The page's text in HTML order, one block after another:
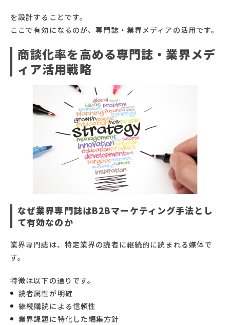
を設計することです。
ここで有効になるのが、専門誌・業界メディアの活用です。
商談化率を高める専門誌・業界メデ
ィア活用戦略
なぜ業界専門誌はB2Bマーケティング手法とし
て有効なのか
業界専門誌は、特定業界の読者に継続的に読まれる媒体で
す。
特徴は以下の通りです。
読者属性が明確
継続購読による信頼性
業界課題に特化した編集方針